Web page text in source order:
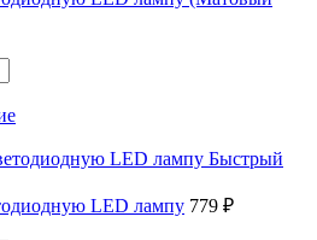
Быстрый
LED лампу 779 ₽